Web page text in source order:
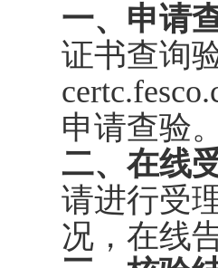
一、申请
证书查询
申请查验
二、在线
请进行受
况，在线